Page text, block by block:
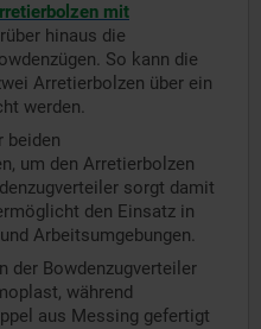
mit
hinaus die
So kann die
Arretierbolzen über ein
werden.
beiden
um den Arretierbolzen
sorgt damit
den Einsatz in
Arbeitsumgebungen.
der Bowdenzugverteiler
während
aus Messing gefertigt